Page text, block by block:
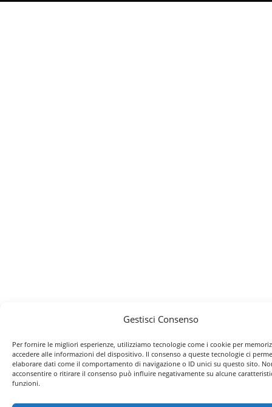
Gestisci Consenso
Per fornire le migliori esperienze, utilizziamo tecnologie come i cookie per
accedere alle informazioni del dispositivo. Il consenso a queste tecnologie ci
elaborare dati come il comportamento di navigazione o ID unici su questo sito.
acconsentire o ritirare il consenso può influire negativamente su alcune
funzioni.